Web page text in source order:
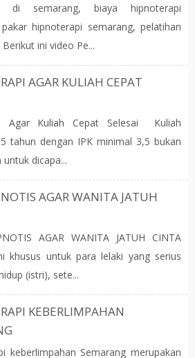
di semarang, biaya hipnoterapi
hipnoterapi semarang, pelatihan
ini video Pe...
AGAR KULIAH CEPAT
Agar Kuliah Cepat Selesai Kuliah
tahun dengan IPK minimal 3,5 bukan
dicapa...
AGAR WANITA JATUH
AGAR WANITA JATUH CINTA
khusus untuk para lelaki yang serius
(istri), sete...
KEBERLIMPAHAN
keberlimpahan Semarang merupakan